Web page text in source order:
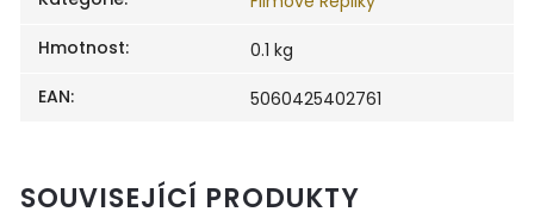
Hmotnost:
0.1 kg
EAN: 5060425402761
SOUVISEJÍCÍ PRODUKTY